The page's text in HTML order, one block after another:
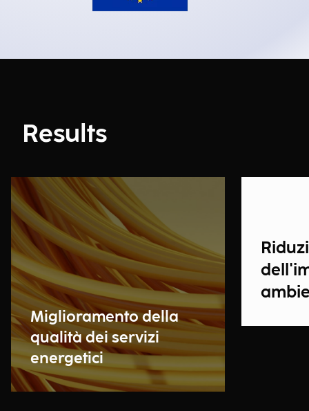
Results
Miglioramento della
qualità dei servizi
energetici